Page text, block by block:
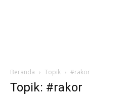
Beranda Topik #rakor
Topik: #rakor